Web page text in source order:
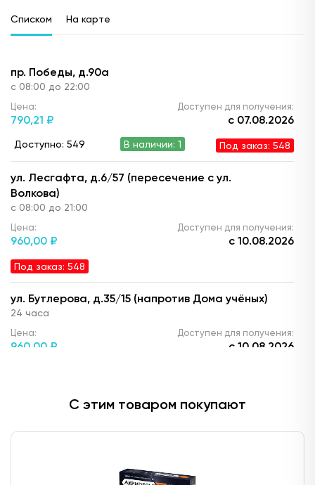
Списком На карте
пр. Победы, д.90а
с 08:00 до 22:00
Цена:
790,21 ₽
Доступен для получения:
с 07.08.2026
Доступно: 549 В наличии: 1 Под заказ: 548
ул. Лесгафта, д.6/57 (пересечение с ул.
Волкова)
с 08:00 до 21:00
Цена:
960,00 ₽
Доступен для получения:
с 10.08.2026
Под заказ: 548
ул. Бутлерова, д.35/15 (напротив Дома учёных)
24 часа
Цена:
960, 00 ₽
Доступен для получения:
с 10.08.2026
ул. Ю. Фучика, д.90 (ТЦ "Франт")
Цена:
С этим товаром покупают